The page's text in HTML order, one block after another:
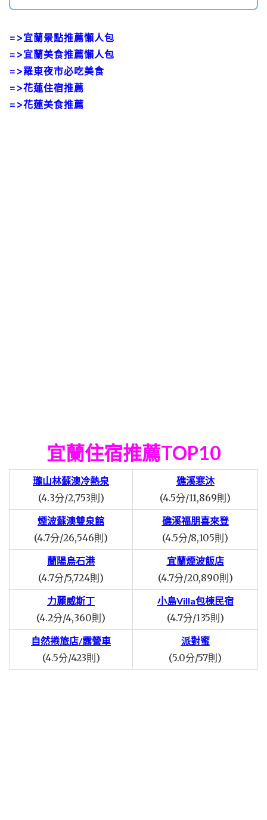
=>宜蘭景點推薦懶人包
=>宜蘭美食推薦懶人包
=>羅東夜市必吃美食
=>花蓮住宿推薦
=>花蓮美食推薦
宜蘭住宿推薦TOP10
瓏山林蘇澳冷熱泉
(4.3分/2,753則)
礁溪寒沐
(4.5分/11,869則)
煙波蘇澳雙泉館
(4.7分/26,546則)
礁溪福朋喜來登
(4.5分/8,105則)
蘭陽烏石港
(4.7分/5,724則)
宜蘭煙波飯店
(4.7分/20,890則)
力麗威斯丁
(4.2分/4,360則)
小島Villa包棟民宿
(4.7分/135則)
自然捲旅店/露營車
(4.5分/423則)
派對蜜
(5.0分/57則)